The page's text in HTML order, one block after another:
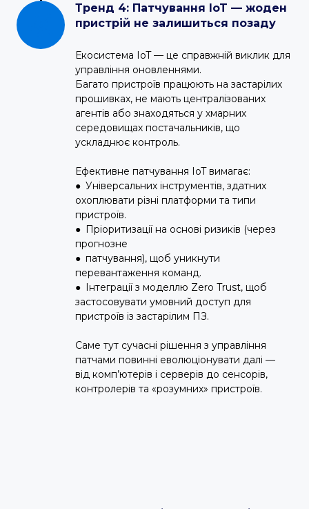
Тренд 4: Патчування IoT — жоден
пристрій не залишиться позаду
Екосистема IoT — це справжній виклик для
управління оновленнями.
Багато пристроїв працюють на застарілих
прошивках, не мають централізованих
агентів або знаходяться у хмарних
середовищах постачальників, що
ускладнює контроль.
Ефективне патчування IoT вимагає:
● Універсальних інструментів, здатних
охоплювати різні платформи та типи
пристроїв.
● Пріоритизації на основі ризиків (через
прогнозне
● патчування), щоб уникнути
перевантаження команд.
● Інтеграції з моделлю Zero Trust, щоб
застосовувати умовний доступ для
пристроїв із застарілим ПЗ.
Саме тут сучасні рішення з управління
патчами повинні еволюціонувати далі —
від комп’ютерів і серверів до сенсорів,
контролерів та «розумних» пристроїв.